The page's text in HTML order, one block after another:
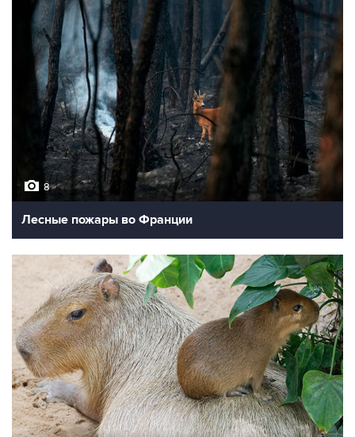
8
Лесные пожары во Франции